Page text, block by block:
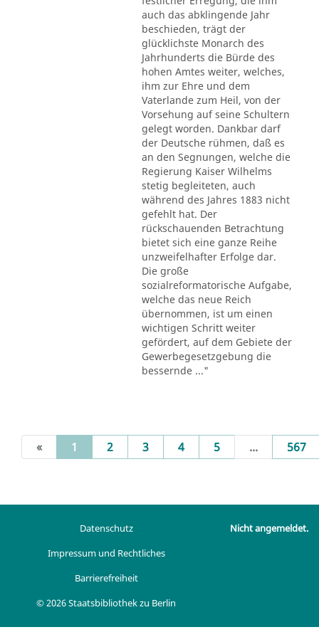
auch das abklingende Jahr
beschieden, trägt der
glücklichste Monarch des
Jahrhunderts die Bürde des
hohen Amtes weiter, welches,
ihm zur Ehre und dem
Vaterlande zum Heil, von der
Vorsehung auf seine Schultern
gelegt worden. Dankbar darf
der Deutsche rühmen, daß es
an den Segnungen, welche die
Regierung Kaiser Wilhelms
stetig begleiteten, auch
während des Jahres 1883 nicht
gefehlt hat. Der
rückschauenden Betrachtung
bietet sich eine ganze Reihe
unzweifelhafter Erfolge dar.
Die große
sozialreformatorische Aufgabe,
welche das neue Reich
übernommen, ist um einen
wichtigen Schritt weiter
gefördert, auf dem Gebiete der
Gewerbegesetzgebung die
bessernde ..."
« 1 (current)
2 3 4 5 ... 567
Datenschutz
Impressum und Rechtliches
Barrierefreiheit
© 2026 Staatsbibliothek zu Berlin
Nicht angemeldet.